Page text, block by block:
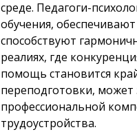
среде. Педагоги-
обучения,
способствуют
реалиях, где
помощь становится
переподготовки,
профессиональной
трудоустройства.